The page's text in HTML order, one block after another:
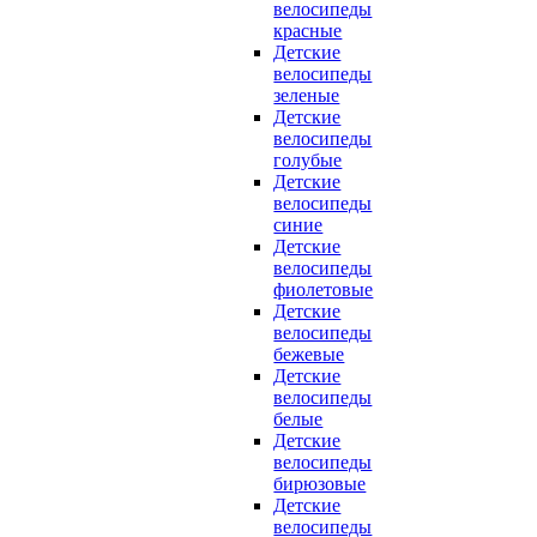
велосипеды
красные
Детские
велосипеды
зеленые
Детские
велосипеды
голубые
Детские
велосипеды
синие
Детские
велосипеды
фиолетовые
Детские
велосипеды
бежевые
Детские
велосипеды
белые
Детские
велосипеды
бирюзовые
Детские
велосипеды